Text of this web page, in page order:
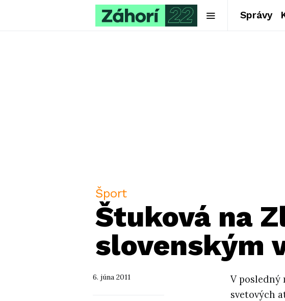
Správy
Šport
Štuková na
slovenským
6. júna 2011
V posledný
svetových